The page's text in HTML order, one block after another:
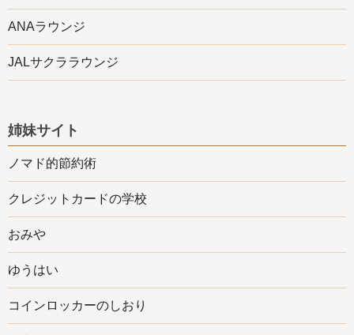
ANAラウンジ
JALサクララウンジ
姉妹サイト
ノマド的節約術
クレジットカードの学校
おみや
ゆうはい
コインロッカーのしおり